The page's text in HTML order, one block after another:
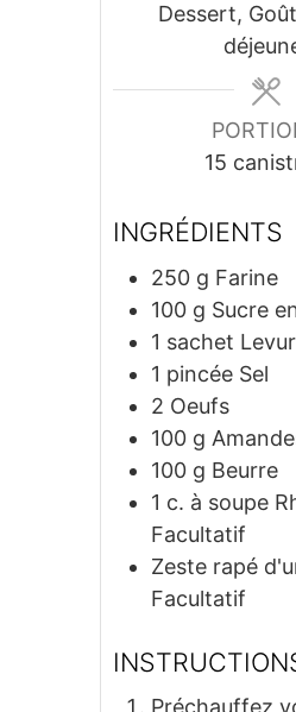
Dessert,
15
INGRÉDIENTS
250 g Farine
100 g Sucre
1 sachet
1 pincée Sel
2 Oeufs
100 g
100 g Beurre
1 c. à soupe
Facultatif
Zeste rapé
Facultatif